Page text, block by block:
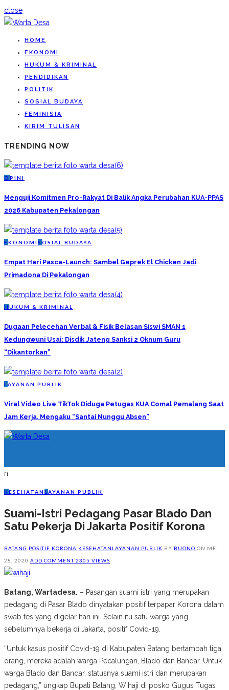
close
HOME
EKONOMI
HUKUM & KRIMINAL
PENDIDIKAN
POLITIK
SOSIAL BUDAYA
FEMINISIA
KIRIM TULISAN
TRENDING NOW
O PINI
Menguji Komitmen Pro-Rakyat Di Balik Angka Perubahan KUA-PPAS
2026 Kabupaten Pekalongan
EKONOMI S OSIAL BUDAYA
Empat Hari Pasca-Launch: Sambel Geprek El Chicken Jadi
Primadona Di Pekalongan
H UKUM & KRIMINAL
Dugaan Pelecehan Verbal & Fisik Belasan Siswi SMAN 1
Kedungwuni Usai: Disdik Jateng Sanksi 2 Oknum Guru
“Dikantorkan”
L AYANAN PUBLIK
Viral Video Live TikTok Diduga Petugas KUA Comal Pemalang Saat
Jam Kerja, Mengaku “Santai Nunggu Absen”
n
KESEHATAN L AYANAN PUBLIK
Suami-Istri Pedagang Pasar Blado Dan
Satu Pekerja Di Jakarta Positif Korona
BATANG POSITIF KORONA KESEHATAN LAYANAN PUBLIK BY BUONO ON MEI
28, 2020 ADD COMMENT 2305 VIEWS
Batang, Wartadesa. – Pasangan suami istri yang merupakan
pedagang di Pasar Blado dinyatakan positif terpapar Korona dalam
swab tes yang digelar hari ini. Selain itu satu warga yang
sebelumnya bekerja di Jakarta, positif Covid-19.
“Untuk kasus positif Covid-19 di Kabupaten Batang bertambah tiga
orang, mereka adalah warga Pecalungan, Blado dan Bandar. Untuk
warga Blado dan Bandar, statusnya suami istri dan merupakan
pedagang,” ungkap Bupati Batang, Wihaji di posko Gugus Tugas